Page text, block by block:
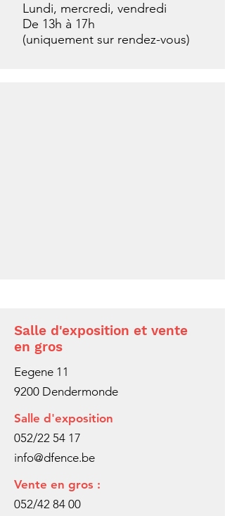
Lundi, mercredi, vendredi
De 13h à 17h
(uniquement sur rendez-vous)
Salle d'exposition et vente
en gros
Eegene 11
9200 Dendermonde
Salle d'exposition
052/22 54 17
info@dfence.be
Vente en gros :
052/42 84 00